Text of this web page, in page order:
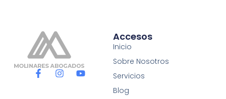
F
I
Y
Accesos
Inicio
Sobre Nosotros
Servicios
Blog